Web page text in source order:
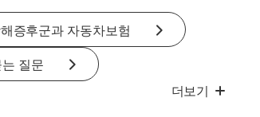
증후군과 자동차보험
질문
더보기